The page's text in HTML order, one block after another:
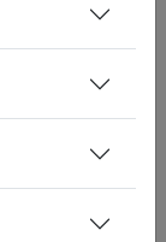
01).
nastąpi
zatem
samochodu
z majątku
wycofać lub
przycisk